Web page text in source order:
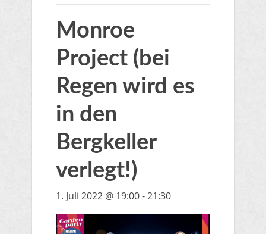
Monroe
Project (bei
Regen wird es
in den
Bergkeller
verlegt!)
1. Juli 2022 @ 19:00-21:30